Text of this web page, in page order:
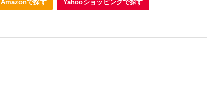
Amazonで探す Yahooショッピングで探す